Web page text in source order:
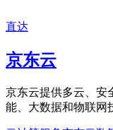
直达
京东云
京东云提供多云、安
能、大数据和物联网